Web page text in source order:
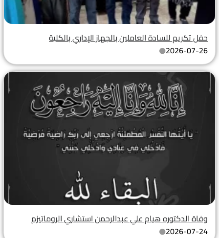
حفل تكريم للسادة العاملين بالجهاز الإداري بالكلية
2026-07-26
وفاة الدكتوره هيام علي عبدالرحمن استشاري الروماتيزم
2026-07-24